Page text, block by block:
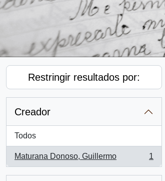
Restringir resultados por:
Creador
Todos
Maturana Donoso, Guillermo
, 1 resultados
1